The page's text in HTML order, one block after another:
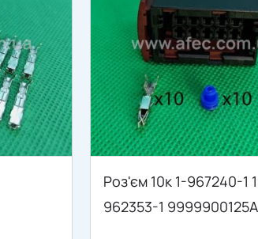
Роз'єм 10к 1-967240-1
962353-1